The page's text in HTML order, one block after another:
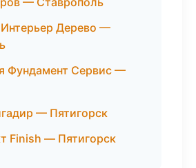
Дерево —
Фундамент Сервис —
— Пятигорск
Finish — Пятигорск